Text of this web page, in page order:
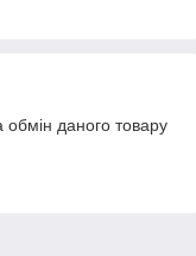
даного товару